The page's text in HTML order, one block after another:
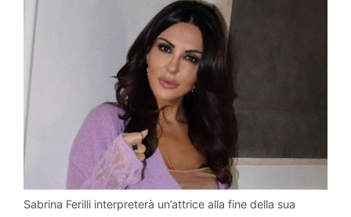
Sabrina Ferilli interpreterà un’attrice alla fine della sua